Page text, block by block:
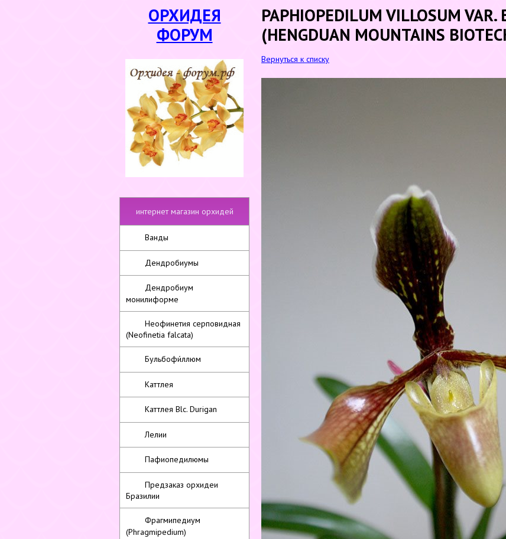
ОРХИДЕЯ
ФОРУМ
интернет магазин орхидей
Ванды
Дендробиумы
Дендробиум
монилиформе
Неофинетия серповидная
(Neofinetia falcata)
Бульбофи́ллюм
Каттлея
Каттлея Blc. Durigan
Лелии
Пафиопедилюмы
Предзаказ орхидеи
Бразилии
Фрагмипедиум
(Phragmipedium)
PAPHIOPEDILUM VILLOSUM VAR.
(HENGDUAN MOUNTAINS
Вернуться к списку